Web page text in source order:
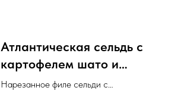
Атлантическая сельдь с
картофелем шато и
красным луком
Нарезанное филе сельди с